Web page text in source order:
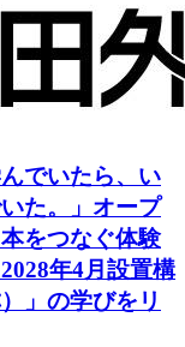
でいたら、い
た。」オープ
をつなぐ体験
年4月設置構
」の学びをリ